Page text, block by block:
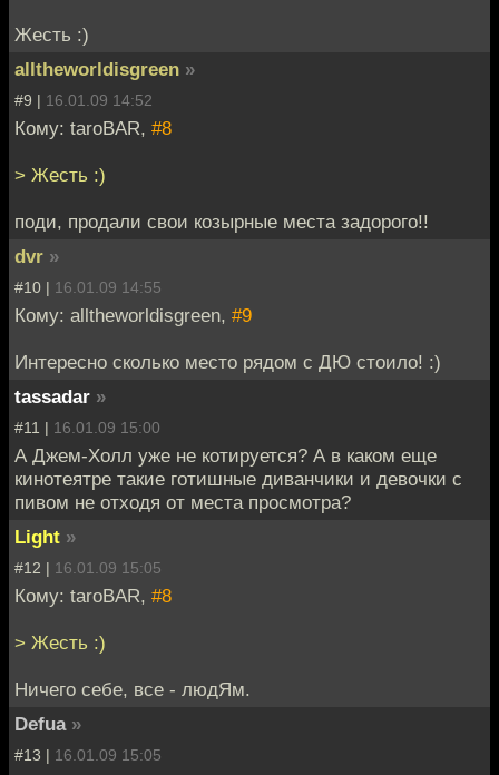
Жесть :)
alltheworldisgreen »
#9 | 16.01.09 14:52
Кому: taroBAR, #8
> Жесть :)
поди, продали свои козырные места задорого!!
dvr »
#10 | 16.01.09 14:55
Кому: alltheworldisgreen, #9
Интересно сколько место рядом с ДЮ стоило! :)
tassadar »
#11 | 16.01.09 15:00
А Джем-Холл уже не котируется? А в каком еще
кинотеятре такие готишные диванчики и девочки с
пивом не отходя от места просмотра?
Light »
#12 | 16.01.09 15:05
Кому: taroBAR, #8
> Жесть :)
Ничего себе, все - людЯм.
Defua »
#13 | 16.01.09 15:05